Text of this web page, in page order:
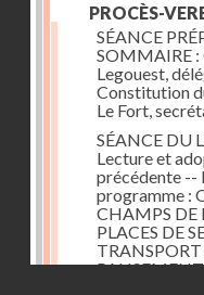
PROCÈS-
SÉANCE
SOMMAIRE :
Legouest,
Constitution
Le Fort,
SÉANCE DU
Lecture et
précédente --
programme :
CHAMPS DE
PLACES DE
TRANSPORT